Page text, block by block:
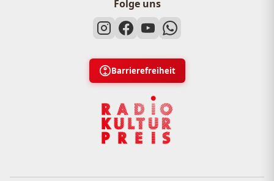
Folge uns
Barrierefreiheit